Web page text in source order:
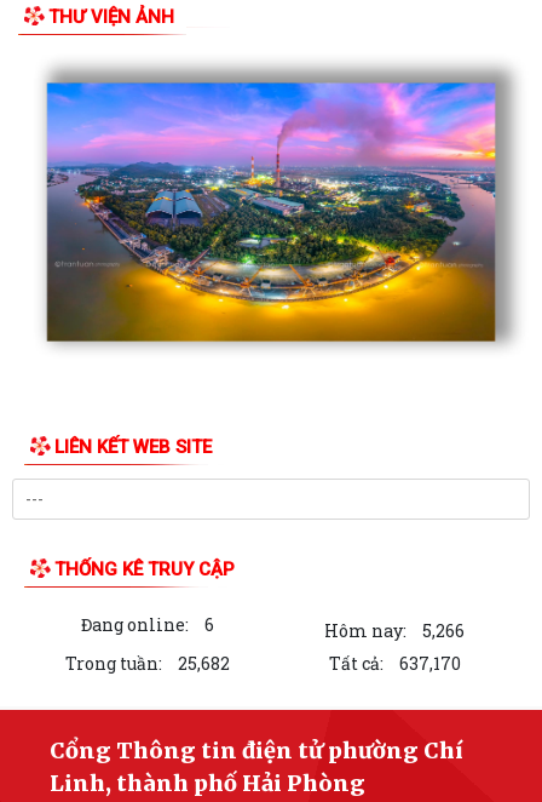
THƯ VIỆN ẢNH
LIÊN KẾT WEB SITE
THỐNG KÊ TRUY CẬP
Đang online: 6 Hôm nay:
5,266
Trong tuần:
25,682 Tất cả: 637,170
Cổng Thông tin điện tử phường Chí
Linh, thành phố Hải Phòng